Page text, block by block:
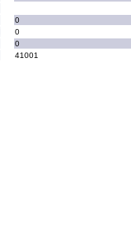
0
0
0
41001